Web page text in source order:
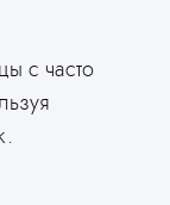
с часто